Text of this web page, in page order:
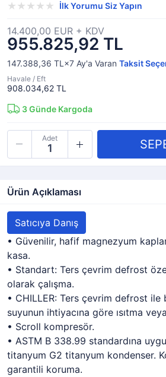
İlk Yorumu Siz Yapın
955.825,92 TL
14.400,00 EUR + KDV
147.388,36 TL×7 Ay'a Varan Taksit
Havale / Eft
908.034,62 TL
3Günde Kargoda
Adet
Ürün Açıklaması
Satıcıya Danış
• Güvenilir, hafif magnezyum
kasa.
• Standart: Ters çevrim defrost
olarak çalışma.
• CHILLER: Ters çevrim defrost ile
suyunun ihtiyacına göre ısıtma
• Scroll kompresör.
• ASTM B 338.99 standardına
titanyum G2 titanyum kondenser.
garantili koruma.